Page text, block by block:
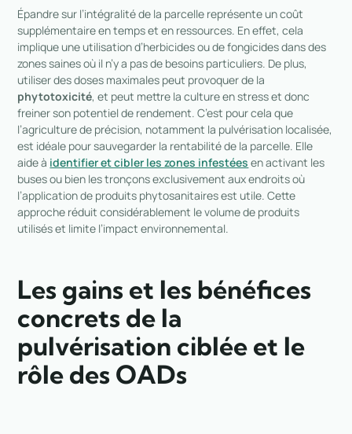
Épandre sur l’intégralité de la parcelle représente un coût
supplémentaire en temps et en ressources. En effet, cela
implique une utilisation d’herbicides ou de fongicides dans des
zones saines où il n’y a pas de besoins particuliers. De plus,
utiliser des doses maximales peut provoquer de la
phytotoxicité, et peut mettre la culture en stress et donc
freiner son potentiel de rendement. C’est pour cela que
l’agriculture de précision, notamment la pulvérisation localisée,
est idéale pour sauvegarder la rentabilité de la parcelle. Elle
aide à identifier et cibler les zones infestées en activant les
buses ou bien les tronçons exclusivement aux endroits où
l’application de produits phytosanitaires est utile. Cette
approche réduit considérablement le volume de produits
utilisés et limite l’impact environnemental.
Les gains et les bénéfices
concrets de la
pulvérisation ciblée et le
rôle des OADs